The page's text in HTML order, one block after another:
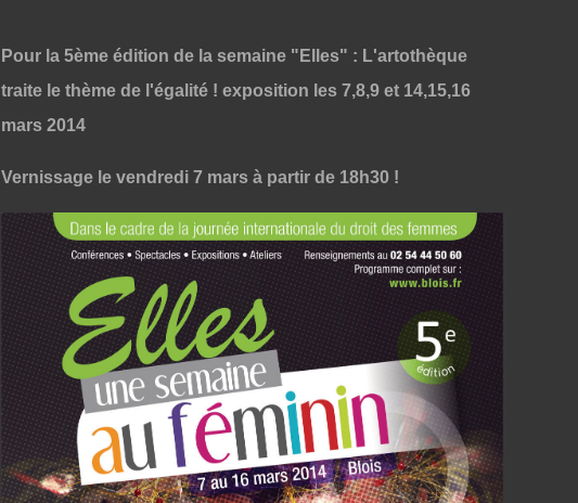
Pour la 5ème édition de la semaine "Elles" : L'artothèque
traite le thème de l'égalité ! exposition les 7,8,9 et 14,15,16
mars 2014
Vernissage le vendredi 7 mars à partir de 18h30 !